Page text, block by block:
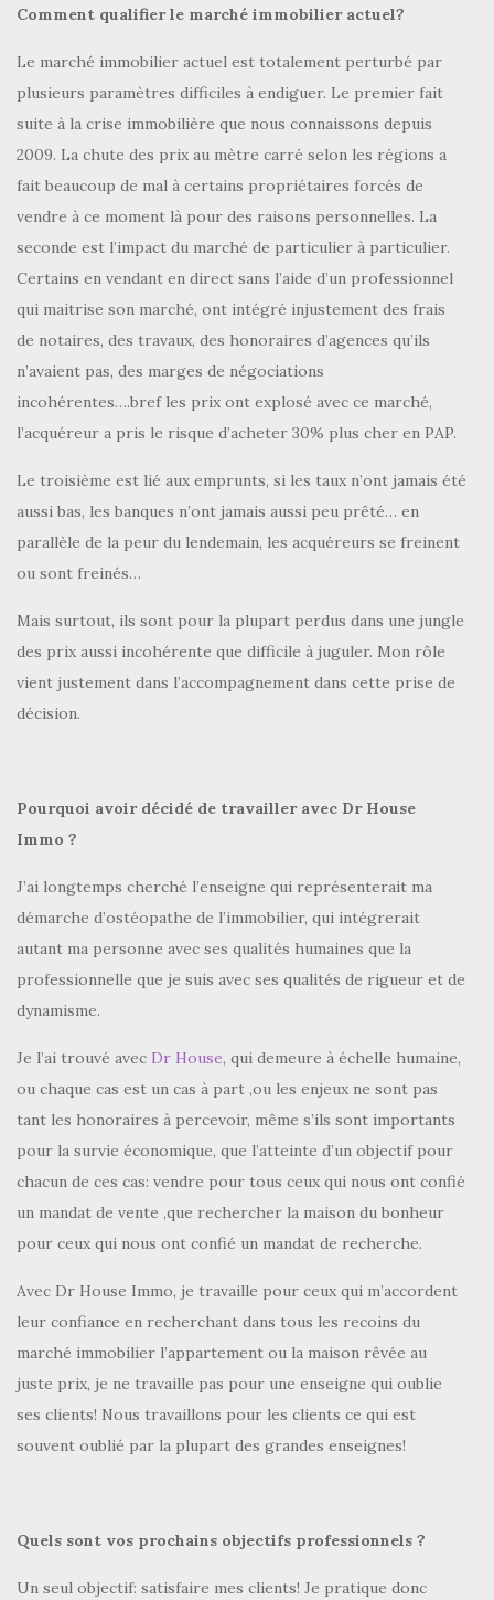
Comment qualifier le marché immobilier actuel?
Le marché immobilier actuel est totalement perturbé par
plusieurs paramètres difficiles à endiguer. Le premier fait
suite à la crise immobilière que nous connaissons depuis
2009. La chute des prix au mètre carré selon les régions a
fait beaucoup de mal à certains propriétaires forcés de
vendre à ce moment là pour des raisons personnelles. La
seconde est l’impact du marché de particulier à particulier.
Certains en vendant en direct sans l’aide d’un professionnel
qui maitrise son marché, ont intégré injustement des frais
de notaires, des travaux, des honoraires d’agences qu’ils
n’avaient pas, des marges de négociations
incohérentes….bref les prix ont explosé avec ce marché,
l’acquéreur a pris le risque d’acheter 30% plus cher en PAP.
Le troisième est lié aux emprunts, si les taux n’ont jamais été
aussi bas, les banques n’ont jamais aussi peu prêté… en
parallèle de la peur du lendemain, les acquéreurs se freinent
ou sont freinés…
Mais surtout, ils sont pour la plupart perdus dans une jungle
des prix aussi incohérente que difficile à juguler. Mon rôle
vient justement dans l’accompagnement dans cette prise de
décision.
Pourquoi avoir décidé de travailler avec Dr House
Immo ?
J’ai longtemps cherché l’enseigne qui représenterait ma
démarche d’ostéopathe de l’immobilier, qui intégrerait
autant ma personne avec ses qualités humaines que la
professionnelle que je suis avec ses qualités de rigueur et de
dynamisme.
Je l’ai trouvé avec Dr House, qui demeure à échelle humaine,
ou chaque cas est un cas à part ,ou les enjeux ne sont pas
tant les honoraires à percevoir, même s’ils sont importants
pour la survie économique, que l’atteinte d’un objectif pour
chacun de ces cas: vendre pour tous ceux qui nous ont confié
un mandat de vente ,que rechercher la maison du bonheur
pour ceux qui nous ont confié un mandat de recherche.
Avec Dr House Immo, je travaille pour ceux qui m’accordent
leur confiance en recherchant dans tous les recoins du
marché immobilier l’appartement ou la maison rêvée au
juste prix, je ne travaille pas pour une enseigne qui oublie
ses clients! Nous travaillons pour les clients ce qui est
souvent oublié par la plupart des grandes enseignes!
Quels sont vos prochains objectifs professionnels ?
Un seul objectif: satisfaire mes clients! Je pratique donc